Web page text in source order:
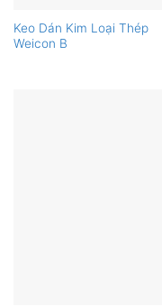
Keo Dán Kim Loại Thép
Weicon B